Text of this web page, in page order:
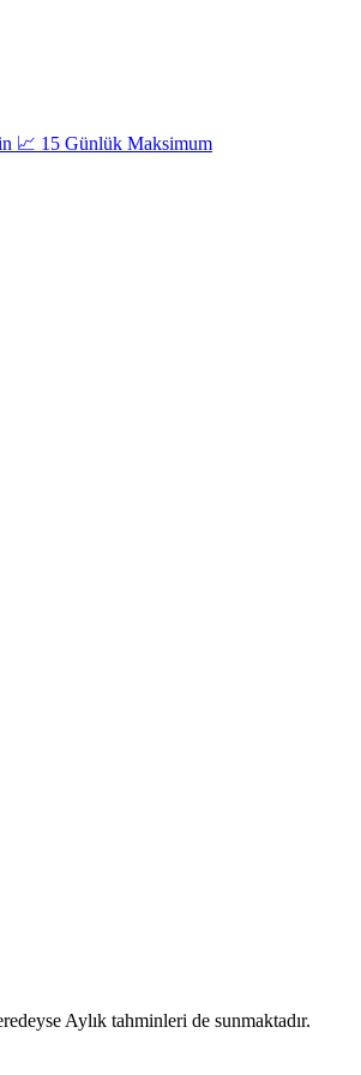
📈 15 Günlük Maksimum
Aylık tahminleri de sunmaktadır.